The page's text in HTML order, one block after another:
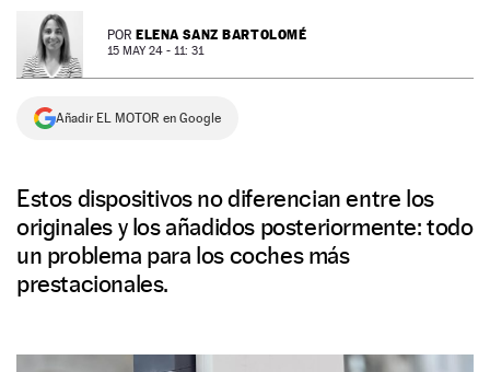
NEWSLETTER POR ELENA SANZ BARTOLOMÉ
15 MAY 24 - 11: 31
Añadir EL MOTOR en Google
Estos dispositivos no diferencian entre los
originales y los añadidos posteriormente: todo
un problema para los coches más
prestacionales.